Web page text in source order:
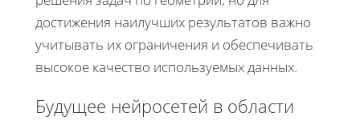
достижения наилучших результатов важно
учитывать их ограничения и обеспечивать
высокое качество используемых данных.
Будущее нейросетей в области